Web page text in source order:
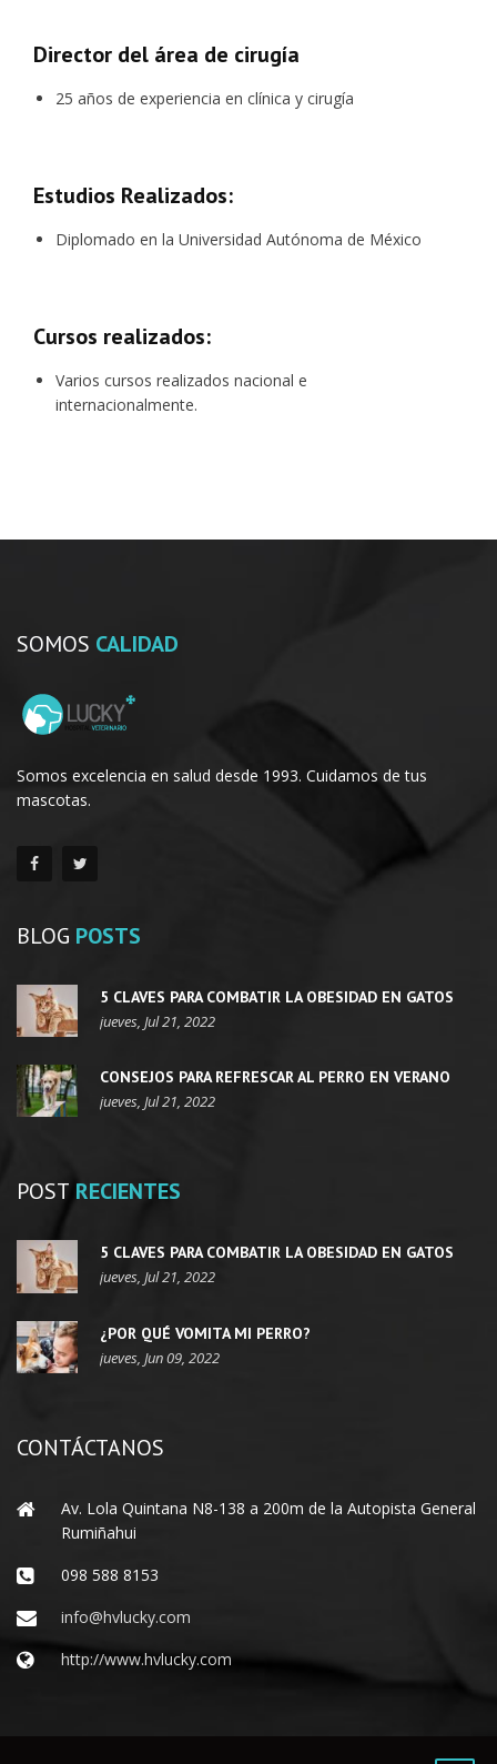
Director del área de cirugía
25 años de experiencia en clínica y cirugía
Estudios Realizados:
Diplomado en la Universidad Autónoma de México
Cursos realizados:
Varios cursos realizados nacional e
internacionalmente.
SOMOS CALIDAD
Somos excelencia en salud desde 1993. Cuidamos de tus
mascotas.
BLOG POSTS
5 CLAVES PARA COMBATIR LA OBESIDAD EN GATOS
jueves, Jul 21, 2022
CONSEJOS PARA REFRESCAR AL PERRO EN VERANO
jueves, Jul 21, 2022
POST RECIENTES
5 CLAVES PARA COMBATIR LA OBESIDAD EN GATOS
jueves, Jul 21, 2022
¿POR QUÉ VOMITA MI PERRO?
jueves, Jun 09, 2022
CONTÁCTANOS
Av. Lola Quintana N8-138 a 200m de la Autopista General
Rumiñahui
098 588 8153
info@hvlucky.com
http://www.hvlucky.com